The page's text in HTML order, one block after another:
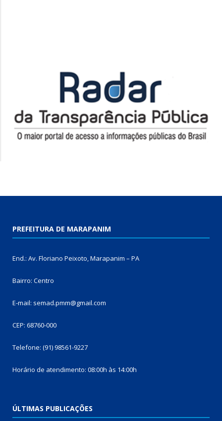
PREFEITURA DE MARAPANIM
End.: Av. Floriano Peixoto, Marapanim – PA
Bairro: Centro
E-mail: semad.pmm@gmail.com
CEP: 68760-000
Telefone: (91) 98561-9227
Horário de atendimento: 08:00h às 14:00h
ÚLTIMAS PUBLICAÇÕES